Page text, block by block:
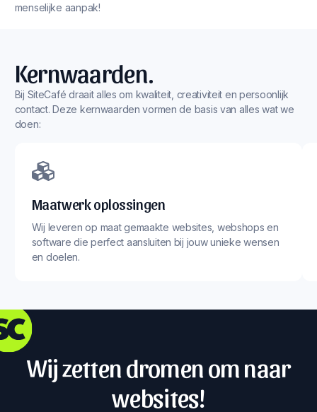
menselijke aanpak!
Kernwaarden.
Bij SiteCafé draait alles om kwaliteit, creativiteit en persoonlijk
contact. Deze kernwaarden vormen de basis van alles wat we
doen:
Maatwerk oplossingen
Wij leveren op maat gemaakte websites, webshops en
software die perfect aansluiten bij jouw unieke wensen
en doelen.
Wij zetten dromen om naar
websites!